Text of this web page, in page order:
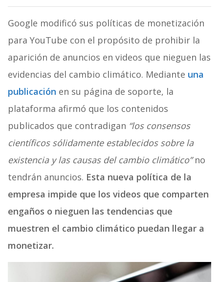
Google modificó sus políticas de monetización
para YouTube con el propósito de prohibir la
aparición de anuncios en videos que nieguen las
evidencias del cambio climático. Mediante una
publicación en su página de soporte, la
plataforma afirmó que los contenidos
publicados que contradigan “los consensos
científicos sólidamente establecidos sobre la
existencia y las causas del cambio climático”no
tendrán anuncios. Esta nueva política de la
empresa impide que los videos que comparten
engaños o nieguen las tendencias que
muestren el cambio climático puedan llegar a
monetizar.